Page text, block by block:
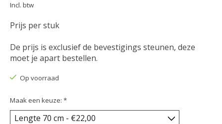
Incl. btw
Prijs per stuk
De prijs is exclusief de bevestigings steunen, deze
moet je apart bestellen.
Op voorraad
Maak een keuze: *